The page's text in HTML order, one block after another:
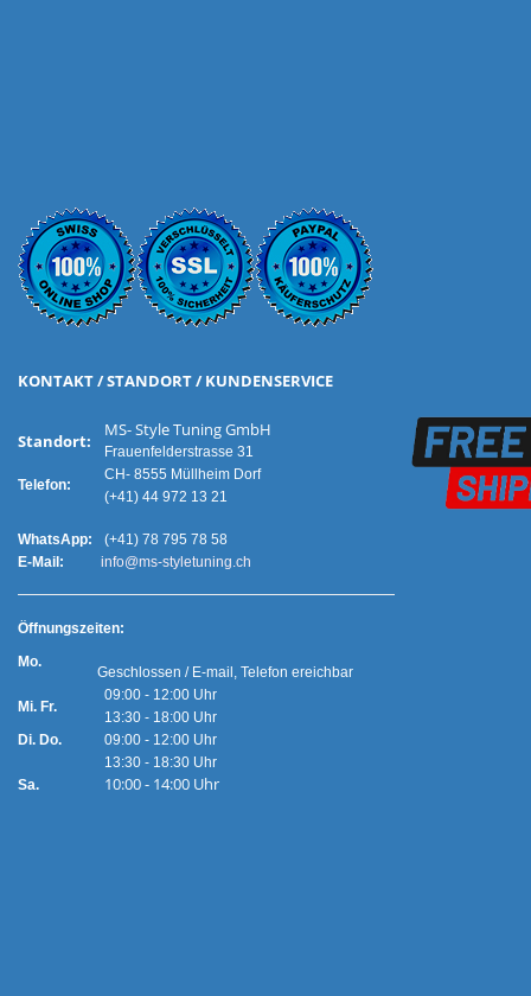
KONTAKT / STANDORT / KUNDENSERVICE
Standort:
Telefon:
MS- Style Tuning GmbH
Frauenfelderstrasse 31
CH- 8555 Müllheim Dorf
(+41) 44 972 13 21
WhatsApp:
(+41) 78 795 78 58
E-Mail:
info@ms-styletuning.ch
Öffnungszeiten:
Mo.
Mi. Fr.
Geschlossen / E-mail, Telefon ereichbar
09:00 - 12:00 Uhr
13:30 - 18:00 Uhr
Di. Do.
Sa.
09:00 - 12:00 Uhr
13:30 - 18:30 Uhr
10:00 - 14:00 Uhr